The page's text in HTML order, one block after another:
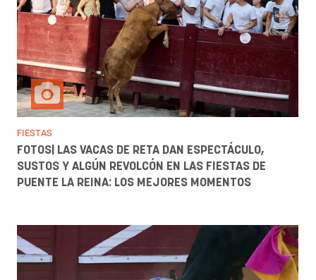
FIESTAS
FOTOS| LAS VACAS DE RETA DAN ESPECTÁCULO,
SUSTOS Y ALGÚN REVOLCÓN EN LAS FIESTAS DE
PUENTE LA REINA: LOS MEJORES MOMENTOS